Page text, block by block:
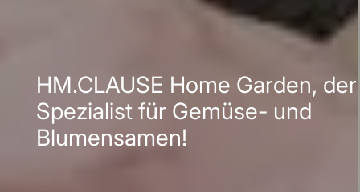
HM.CLAUSE Home Garden, der
Spezialist für Gemüse- und
Blumensamen!